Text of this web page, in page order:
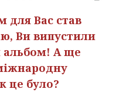
для Вас став
Ви випустили
альбом! А ще
це було?